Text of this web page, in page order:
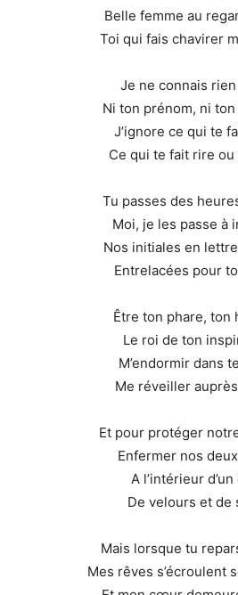
Belle femme au
Toi qui fais chavirer
Je ne connais
Ni ton prénom, ni
J’ignore ce qui te
Ce qui te fait rire
Tu passes des
Moi, je les passe à
Nos initiales en
Entrelacées pour
Être ton phare, ton
Le roi de ton
M’endormir dans
Me réveiller
Et pour protéger
Enfermer nos
A l’intérieur
De velours et de
Mais lorsque tu
Mes rêves s’écroulent